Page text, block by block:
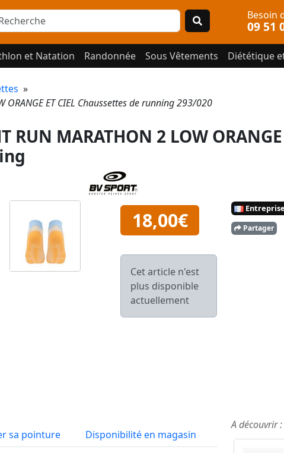
Besoin
09 51
et Natation Randonnée Sous Vêtements Diététique
»
ORANGE ET CIEL Chaussettes de running 293/020
RUN MARATHON 2 LOW
18,00€
Cet article n'est
plus disponible
actuellement
Partager
sa pointure Disponibilité en magasin
A découvrir :